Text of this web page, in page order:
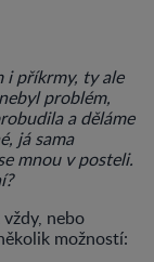
i příkrmy, ty ale
problém,
a děláme
já sama
mnou v posteli.
nebo
možností: